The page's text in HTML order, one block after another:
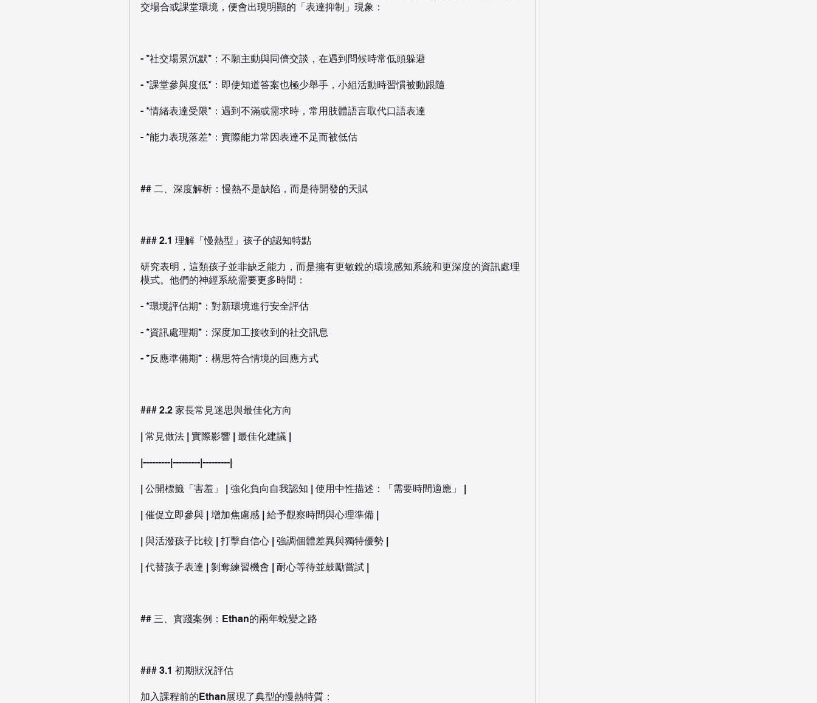
交場合或課堂環境，便會出現明顯的「表達抑制」現象：
- *社交場景沉默*：不願主動與同儕交談，在遇到問候時常低頭躲避
- *課堂參與度低*：即使知道答案也極少舉手，小組活動時習慣被動跟隨
- *情緒表達受限*：遇到不滿或需求時，常用肢體語言取代口語表達
- *能力表現落差*：實際能力常因表達不足而被低估
## 二、深度解析：慢熱不是缺陷，而是待開發的天賦
### 2.1 理解「慢熱型」孩子的認知特點
研究表明，這類孩子並非缺乏能力，而是擁有更敏銳的環境感知系統和更深度的資訊處理
模式。他們的神經系統需要更多時間：
- *環境評估期*：對新環境進行安全評估
- *資訊處理期*：深度加工接收到的社交訊息
- *反應準備期*：構思符合情境的回應方式
### 2.2 家長常見迷思與最佳化方向
| 常見做法 | 實際影響 | 最佳化建議 |
|---------|---------|---------|
| 公開標籤「害羞」 | 強化負向自我認知 | 使用中性描述：「需要時間適應」 |
| 催促立即參與 | 增加焦慮感 | 給予觀察時間與心理準備 |
| 與活潑孩子比較 | 打擊自信心 | 強調個體差異與獨特優勢 |
| 代替孩子表達 | 剝奪練習機會 | 耐心等待並鼓勵嘗試 |
## 三、實踐案例：Ethan的兩年蛻變之路
### 3.1 初期狀況評估
加入課程前的Ethan展現了典型的慢熱特質：